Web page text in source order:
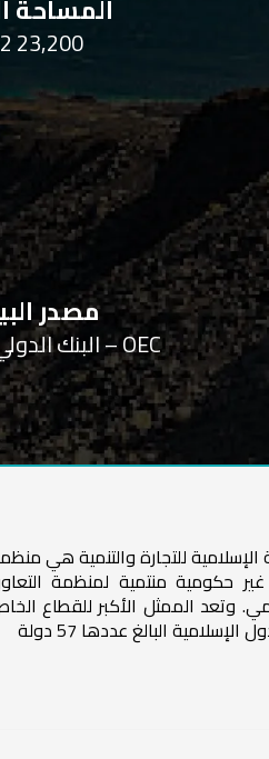
المساحة
23,200 km2
مصدر
OEC – البنك الدولي – ويكيبيديا
الإسلامية للتجارة والتنمية هي
حكومية منتمية لمنظمة
وتعد الممثل الأكبر للقطاع
الإسلامية البالغ عددها 57 دولة